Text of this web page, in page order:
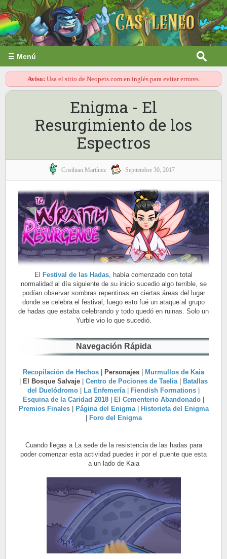
☰ Menú
Aviso: Usa el sitio de Neopets.com en inglés para evitar errores.
Enigma - El
Resurgimiento de los
Espectros
Cristhian Martínez Septiembre 30, 2017
El Festival de las Hadas , había comenzado con total
normalidad al día siguiente de su inicio sucedio algo terrible, se
podían observar sombras repentinas en ciertas áreas del lugar
donde se celebra el festival, luego esto fué un ataque al grupo
de hadas que estaba celebrando y todo quedó en ruinas. Solo un
Yurble vio lo que sucedió.
Navegación Rápida
Recopilación de Hechos | Personajes | Murmullos de Kaia
| El Bosque Salvaje | Centro de Pociones de Taelia | Batallas
del Duelódromo | La Enfemería | Fiendish Formations |
Esquina de la Caridad 2018 | El Cementerio Abandonado |
Premios Finales | Página del Enigma| Historieta del Enigma
| Foro del Enigma
Cuando llegas a La sede de la resistencia de las hadas para
poder comenzar esta actividad puedes ir por el puente que esta
a un lado de Kaia